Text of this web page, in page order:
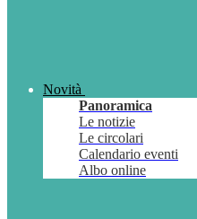
Novità
Panoramica
Le notizie
Le circolari
Calendario eventi
Albo online